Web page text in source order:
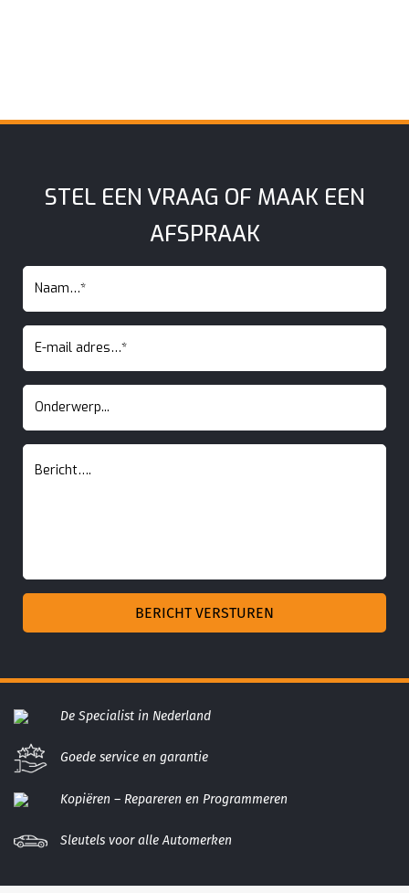
STEL EEN VRAAG OF MAAK EEN
AFSPRAAK
De Specialist in Nederland
Goede service en garantie
Kopiëren – Repareren en Programmeren
Sleutels voor alle Automerken